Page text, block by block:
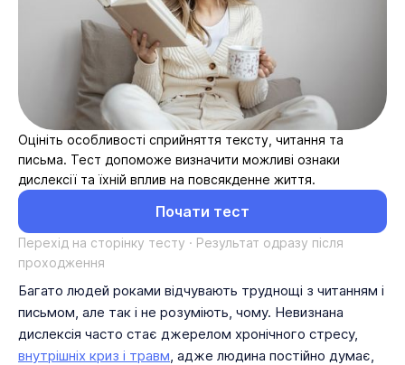
Оцініть особливості сприйняття тексту, читання та
письма. Тест допоможе визначити можливі ознаки
дислексії та їхній вплив на повсякденне життя.
Почати тест
Перехід на сторінку тесту · Результат одразу після
проходження
Багато людей роками відчувають труднощі з читанням і
письмом, але так і не розуміють, чому. Невизнана
дислексія часто стає джерелом хронічного стресу,
внутрішніх криз і травм , адже людина постійно думає,